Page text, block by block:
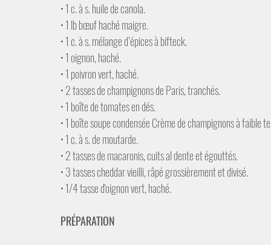
• 1 c. à s. huile de canola.
• 1 lb bœuf haché maigre.
• 1 c. à s. mélange d’épices à bifteck.
• 1 oignon, haché.
• 1 poivron vert, haché.
• 2 tasses de champignons de Paris, tranchés.
• 1 boîte de tomates en dés.
• 1 boîte soupe condensée Crème de champignons à faible
• 1 c. à s. de moutarde.
• 2 tasses de macaronis, cuits al dente et égouttés.
• 3 tasses cheddar vieilli, râpé grossièrement et divisé.
• 1/4 tasse d'oignon vert, haché.
PRÉPARATION